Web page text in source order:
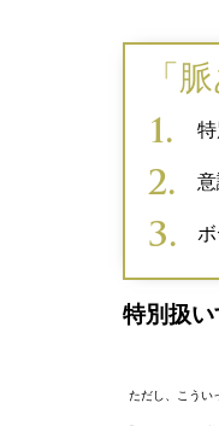
「
特別扱い
ただし、こうい